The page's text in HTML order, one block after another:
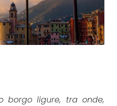
borgo ligure, tra onde,